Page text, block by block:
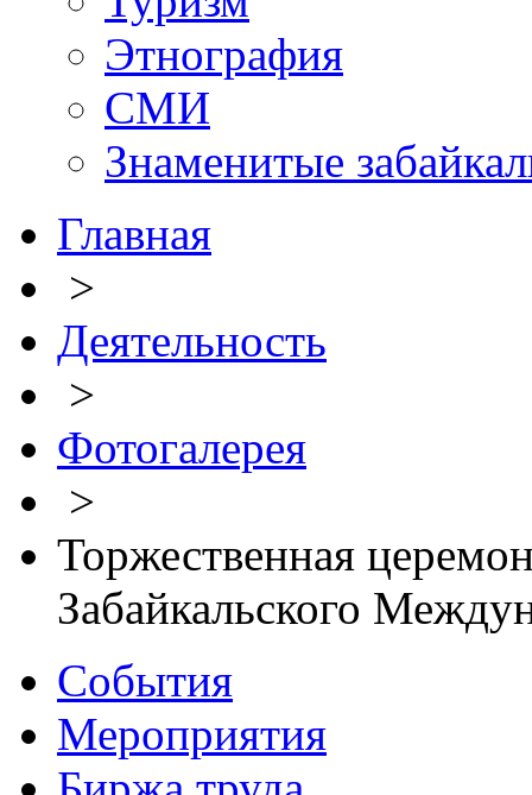
Этнография
СМИ
Знаменитые
Главная
>
Деятельность
>
Фотогалерея
>
Торжественная
Забайкальского
События
Мероприятия